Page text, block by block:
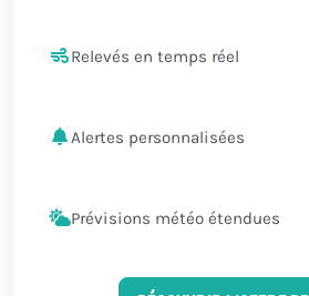
Relevés en temps réel
Alertes personnalisées
Prévisions météo étendues